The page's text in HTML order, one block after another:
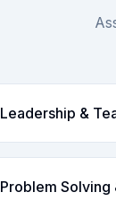
Leadership &
Problem Solving